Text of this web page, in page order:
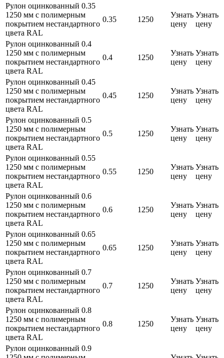
Рулон оцинкованный 0.35
1250 мм с полимерным
покрытием нестандартного
цвета RAL
0.35 1250
Узнать
цену
Узнать
цену
Рулон оцинкованный 0.4
1250 мм с полимерным
покрытием нестандартного
цвета RAL
0.4 1250
Узнать
цену
Узнать
цену
Рулон оцинкованный 0.45
1250 мм с полимерным
покрытием нестандартного
цвета RAL
0.45 1250
Узнать
цену
Узнать
цену
Рулон оцинкованный 0.5
1250 мм с полимерным
покрытием нестандартного
цвета RAL
0.5 1250
Узнать
цену
Узнать
цену
Рулон оцинкованный 0.55
1250 мм с полимерным
покрытием нестандартного
цвета RAL
0.55 1250
Узнать
цену
Узнать
цену
Рулон оцинкованный 0.6
1250 мм с полимерным
покрытием нестандартного
цвета RAL
0.6 1250
Узнать
цену
Узнать
цену
Рулон оцинкованный 0.65
1250 мм с полимерным
покрытием нестандартного
цвета RAL
0.65 1250
Узнать
цену
Узнать
цену
Рулон оцинкованный 0.7
1250 мм с полимерным
покрытием нестандартного
цвета RAL
0.7 1250
Узнать
цену
Узнать
цену
Рулон оцинкованный 0.8
1250 мм с полимерным
покрытием нестандартного
цвета RAL
0.8 1250
Узнать
цену
Узнать
цену
Рулон оцинкованный 0.9